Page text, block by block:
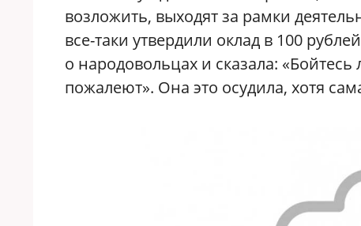
возложить, выходят за рамки
все-таки утвердили оклад в 100
о народовольцах и сказала:
пожалеют». Она это осудила, хотя